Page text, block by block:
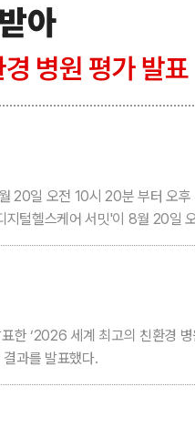
아
병원 평가 발표
20일 오전 10시 20분 부터 오
털헬스케어 서밋'이 8월 20일
한 ‘2026 세계 최고의 친환경
과를 발표했다.